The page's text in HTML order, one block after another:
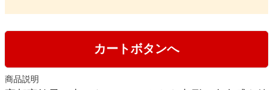
カートボタンへ
商品説明